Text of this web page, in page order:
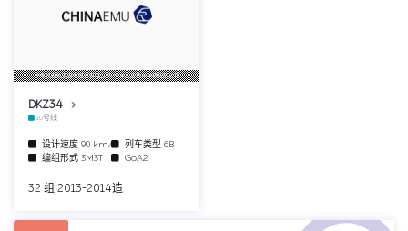
中车长春轨道客车股份有限公司/中车大连机车车辆有限公司
DKZ34
10号线
设计速度 90 km/h 列车类型 6B
编组形式 3M3T GoA2
32 组 2013-2014造